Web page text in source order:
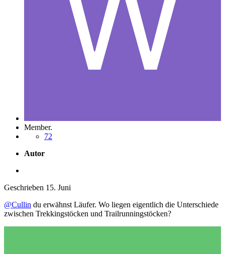
Member.
72
Autor
Geschrieben 15. Juni
@Cullin du erwähnst Läufer. Wo liegen eigentlich die Unterschiede
zwischen Trekkingstöcken und Trailrunningstöcken?